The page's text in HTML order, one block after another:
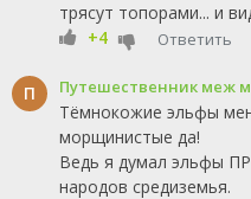
трясут топорами... и
+4
Ответить
П Путешественник меж
Тёмнокожие эльфы
морщинистые да!
Ведь я думал эльфы
народов средиземья.